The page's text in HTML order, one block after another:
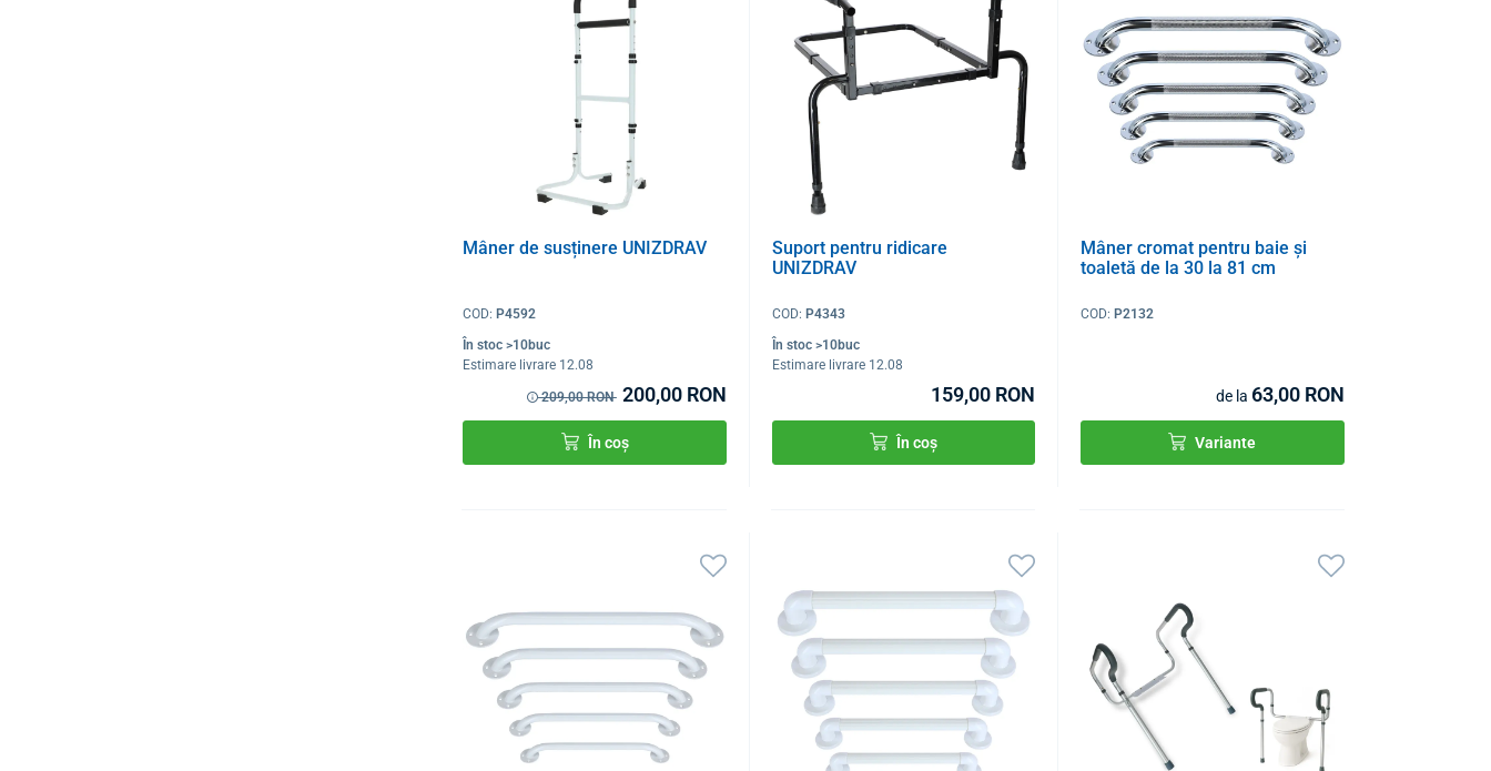
Mâner de susținere UNIZDRAV
COD: P4592
În stoc >10buc
Estimare livrare 12.08
209,00 RON 200,00 RON
În coș
Suport pentru ridicare
UNIZDRAV
COD: P4343
În stoc >10buc
Estimare livrare 12.08
159,00 RON
În coș
Mâner cromat pentru baie și
toaletă de la 30 la 81 cm
COD: P2132
de la 63,00 RON
Variante